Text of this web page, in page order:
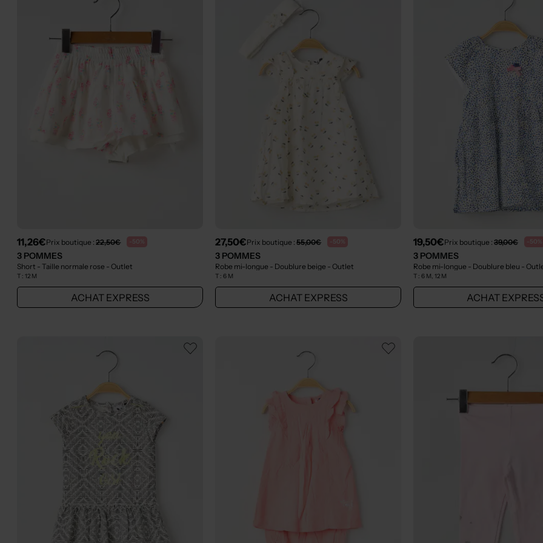
11,26€Prix boutique :22,50€ -50%
3 POMMES
Short - Taille normale rose - Outlet
T :12 M
ACHAT EXPRESS
27,50€Prix boutique :55,00€ -50%
3 POMMES
Robe mi-longue - Doublure beige - Outlet
T :6 M
ACHAT EXPRESS
19,50€Prix boutique : 39,00€ -50%
3 POMMES
Robe mi-longue - Doublure bleu -
T : 6 M, 12 M
ACHAT